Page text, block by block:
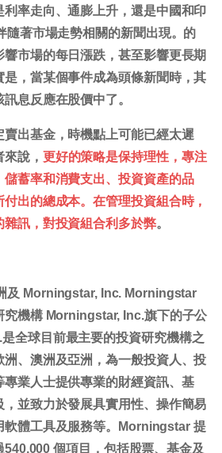
率走向、通膨上升，還是中國和印
著市場走勢相關的新聞出現。的
市場的每日漲跌，甚至影響更長期
是，當某個事件成為頭條新聞時，其
息反應在股價中了。
出基金，時機點上可能已經太遲
說， 更好的策略是保持理性，專注
蓄率和消費支出、投資資產的品
出的總成本。在管理投資組合時，
訊，對投資組合利多於弊。
及 Morningstar, Inc. Morningstar
究機構 Morningstar, Inc.旗下的子公
全球目前最主要的投資研究機構之
、澳洲及亞洲，為一般投資人、投
專業人士提供專業的財經資訊、基
並致力於發展具實用性、操作簡易
軟體工具及服務等。Morningstar 提
個項目，包括股票、基金及